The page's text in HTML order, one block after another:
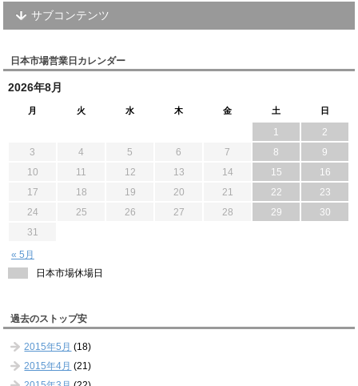
サブコンテンツ
日本市場営業日カレンダー
2026年8月
月 火 水 木 金 土 日
« 5月
1
2
3
4 5 6 7 8
9
10
11 12 13 14 15
16
17
18 19 20 21 22
23
24
25 26 27 28 29
30
31
日本市場休場日
過去のストップ安
2015年5月 (18)
2015年4月 (21)